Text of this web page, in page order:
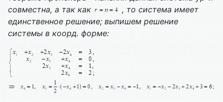
совместна, а так как
, то система имеет
единственное решение; выпишем решение
системы в коорд. форме: